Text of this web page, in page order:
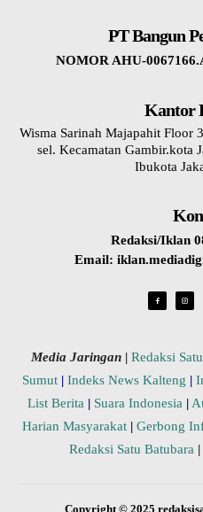
PT Bangun
NOMOR AHU-
Kantor
Wisma Sarinah Majapahit Floor
sel. Kecamatan Gambir.kota
Ibukota
Redaksi/Iklan
Email:
Media Jaringan | Redaksi Satu
Sumut | Indeks News Kalteng |
List Berita | Suara Indonesia |
Harian Masyarakat | Gerbong
Redaksi Satu Batubara |
Copyright © 2025